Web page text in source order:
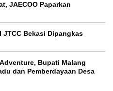
JAECOO Paparkan
JTCC Bekasi Dipangkas
Bupati Malang
dan Pemberdayaan Desa